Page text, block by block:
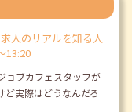
人のリアルを知る人
13:20
ョブカフェスタッフが
ど実際はどうなんだろ